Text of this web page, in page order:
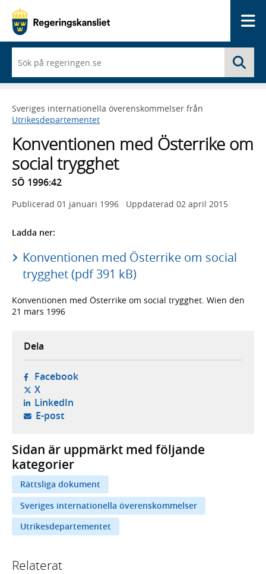
du
börjar
skriva
framträder
en
med
sökförslag
Sveriges internationella överenskommelser från
Utrikesdepartementet
Konventionen med Österrike om
social trygghet
SÖ 1996:42
Publicerad 01 januari 1996 Uppdaterad 02 april 2015
Ladda ner:
Konventionen med Österrike om social
trygghet (pdf 391 kB)
Konventionen med Österrike om social trygghet. Wien den
21 mars 1996
Dela
Facebook- öppnas i ny flik, extern webbplats,
X- öppnas i ny flik, extern webbplats,
LinkedIn- öppnas i ny flik, extern webbplats,
E-post- öppnar din e-postklient,
Sidan är uppmärkt med följande
kategorier
Rättsliga dokument
Sveriges internationella överenskommelser
Utrikesdepartementet
Relaterat